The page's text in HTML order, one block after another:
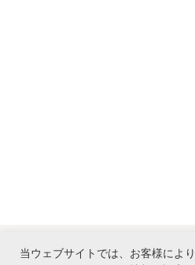
当ウェブサイトでは、お客様によ